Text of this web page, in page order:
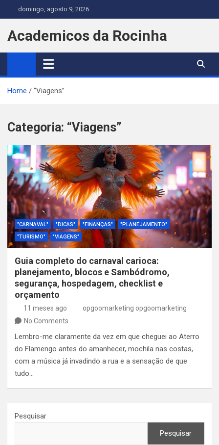
to
content
domingo, agosto 9, 2026
Academicos da Rocinha
Home “Viagens”
Categoria: “Viagens”
"CARNAVAL" "DICAS" "FINANÇAS"
"PLANEJAMENTO"
"TURISMO"
"VIAGENS"
Guia completo do carnaval carioca:
planejamento, blocos e Sambódromo,
segurança, hospedagem, checklist e
orçamento
11 meses ago
opgoomarketing opgoomarketing
No Comments
Lembro-me claramente da vez em que cheguei ao Aterro
do Flamengo antes do amanhecer, mochila nas costas,
com a música já invadindo a rua e a sensação de que
tudo…
Pesquisar
Pesquisar